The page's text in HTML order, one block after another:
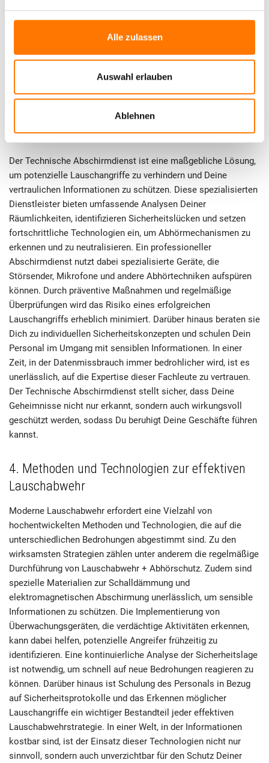
Alle zulassen
Auswahl erlauben
Ablehnen
unerlässlich, um angemessene Sicherheitsvorkehrungen zu
verwendet werden, um Lauschangriffe durchzuführen, und
gleichzeitig Strategien entwickeln, um Dich effektiv zu
3. Lauschabwehr durch Technischen
Abschirmdienst: Was ist das?
Der Technische Abschirmdienst ist eine maßgebliche Lösung,
um potenzielle Lauschangriffe zu verhindern und Deine
vertraulichen Informationen zu schützen. Diese spezialisierten
Dienstleister bieten umfassende Analysen Deiner
Räumlichkeiten, identifizieren Sicherheitslücken und setzen
fortschrittliche Technologien ein, um Abhörmechanismen zu
erkennen und zu neutralisieren. Ein professioneller
Abschirmdienst nutzt dabei spezialisierte Geräte, die
Störsender, Mikrofone und andere Abhörtechniken aufspüren
können. Durch präventive Maßnahmen und regelmäßige
Überprüfungen wird das Risiko eines erfolgreichen
Lauschangriffs erheblich minimiert. Darüber hinaus beraten sie
Dich zu individuellen Sicherheitskonzepten und schulen Dein
Personal im Umgang mit sensiblen Informationen. In einer
Zeit, in der Datenmissbrauch immer bedrohlicher wird, ist es
unerlässlich, auf die Expertise dieser Fachleute zu vertrauen.
Der Technische Abschirmdienst stellt sicher, dass Deine
Geheimnisse nicht nur erkannt, sondern auch wirkungsvoll
geschützt werden, sodass Du beruhigt Deine Geschäfte führen
kannst.
4. Methoden und Technologien zur effektiven
Lauschabwehr
Moderne Lauschabwehr erfordert eine Vielzahl von
hochentwickelten Methoden und Technologien, die auf die
unterschiedlichen Bedrohungen abgestimmt sind. Zu den
wirksamsten Strategien zählen unter anderem die regelmäßige
Durchführung von Lauschabwehr + Abhörschutz. Zudem sind
spezielle Materialien zur Schalldämmung und
elektromagnetischen Abschirmung unerlässlich, um sensible
Informationen zu schützen. Die Implementierung von
Überwachungsgeräten, die verdächtige Aktivitäten erkennen,
kann dabei helfen, potenzielle Angreifer frühzeitig zu
identifizieren. Eine kontinuierliche Analyse der Sicherheitslage
ist notwendig, um schnell auf neue Bedrohungen reagieren zu
können. Darüber hinaus ist Schulung des Personals in Bezug
auf Sicherheitsprotokolle und das Erkennen möglicher
Lauschangriffe ein wichtiger Bestandteil jeder effektiven
Lauschabwehrstrategie. In einer Welt, in der Informationen
kostbar sind, ist der Einsatz dieser Technologien nicht nur
sinnvoll, sondern auch unverzichtbar für den Schutz Deiner